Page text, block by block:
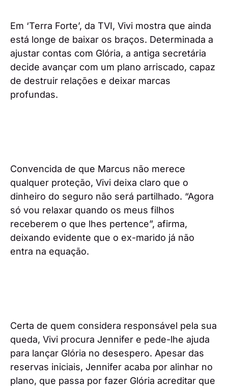
Em ‘Terra Forte’, da TVI, Vivi mostra que ainda
está longe de baixar os braços. Determinada a
ajustar contas com Glória, a antiga secretária
decide avançar com um plano arriscado, capaz
de destruir relações e deixar marcas
profundas.
Convencida de que Marcus não merece
qualquer proteção, Vivi deixa claro que o
dinheiro do seguro não será partilhado. “Agora
só vou relaxar quando os meus filhos
receberem o que lhes pertence”, afirma,
deixando evidente que o ex-marido já não
entra na equação.
Certa de quem considera responsável pela sua
queda, Vivi procura Jennifer e pede-lhe ajuda
para lançar Glória no desespero. Apesar das
reservas iniciais, Jennifer acaba por alinhar no
plano, que passa por fazer Glória acreditar que